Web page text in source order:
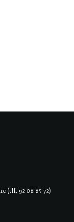
(tlf. 92 08 85 72)